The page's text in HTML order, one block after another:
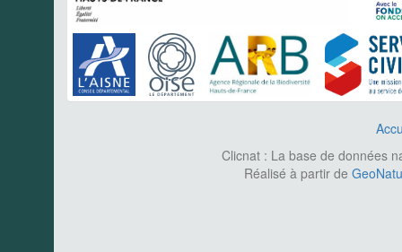
Clicnat : La base de données
Réalisé à partir de